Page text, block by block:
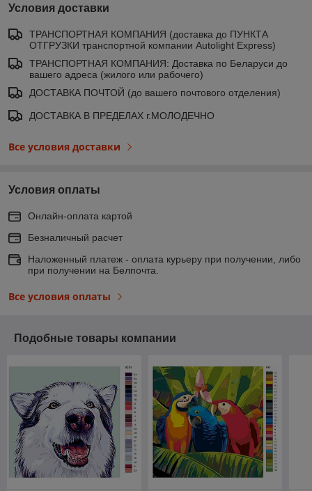
Условия доставки
ТРАНСПОРТНАЯ КОМПАНИЯ (доставка до ПУНКТА
ОТГРУЗКИ транспортной компании Autolight Express)
ТРАНСПОРТНАЯ КОМПАНИЯ: Доставка по Беларуси до
вашего адреса (жилого или рабочего)
ДОСТАВКА ПОЧТОЙ (до вашего почтового отделения)
ДОСТАВКА В ПРЕДЕЛАХ г.МОЛОДЕЧНО
Все условия доставки
Условия оплаты
Онлайн-оплата картой
Безналичный расчет
Наложенный платеж - оплата курьеру при получении, либо
при получении на Белпочта.
Все условия оплаты
Подобные товары компании